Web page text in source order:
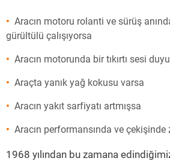
Aracın motoru rolanti ve sürüş
gürültülü çalışıyorsa
Aracın motorunda bir tıkırtı sesi
Araçta yanık yağ kokusu varsa
Aracın yakıt sarfiyatı artmışsa
Aracın performansında ve çekişinde
1968 yılından bu zamana